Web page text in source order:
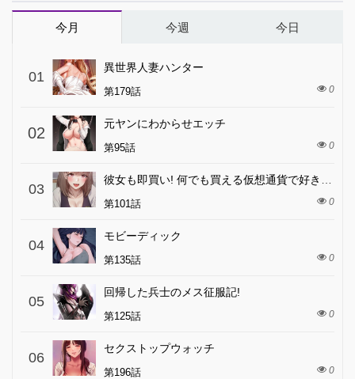
今月 今週 今日
01
異世界人妻ハンター
第179話 0
02
元ヤンにわからせエッチ
第95話 0
03
第101話 0
04
モビーディック
第135話 0
05
回帰した兵士のメス征服記!
第125話 0
06
セクストップウォッチ
第196話 0